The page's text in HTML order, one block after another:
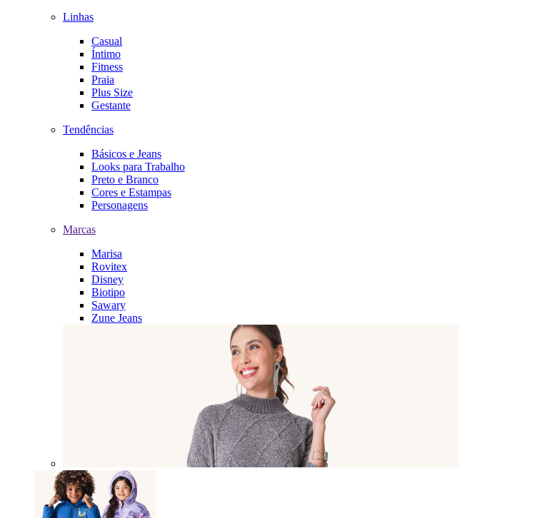
Linhas
Casual
Íntimo
Fitness
Praia
Plus Size
Gestante
Tendências
Básicos e Jeans
Looks para Trabalho
Preto e Branco
Cores e Estampas
Personagens
Marcas
Marisa
Rovitex
Disney
Biotipo
Sawary
Zune Jeans